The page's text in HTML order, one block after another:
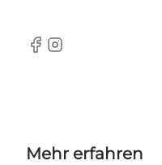
Facebook
Instagram
Mehr erfahren